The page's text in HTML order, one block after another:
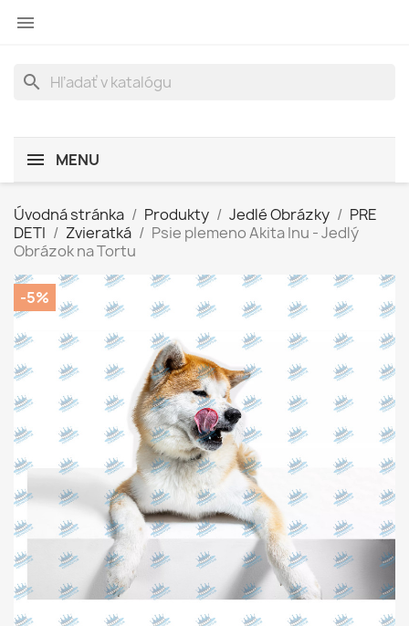

search
MENU
Úvodná stránka Produkty Jedlé Obrázky
PRE
DETI
Zvieratká
Psie plemeno Akita Inu - Jedlý
Obrázok na Tortu
-5%